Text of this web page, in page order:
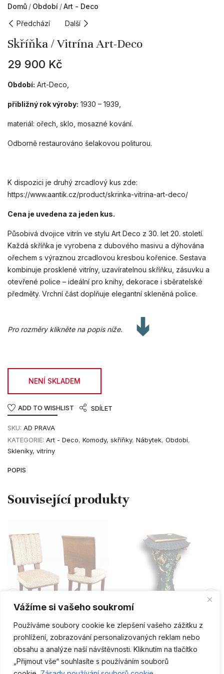
Vážíme si vašeho soukromí
Používáme soubory cookie ke zlepšení vašeho zážitku z
prohlížení, zobrazování personalizovaných reklam nebo
obsahu a analýze naší návštěvnosti. Kliknutím na tlačítko
„Přijmout vše“ souhlasíte s používáním souborů
Domů Období
Art - Deco
Předchází
Další
Skříňka / Vitrína Art-Deco
29 900 Kč
Období: Art-Deco,
přibližný rok výroby: 1930 – 1939,
materiál: ořech, sklo, mosazné kování.
Odborně restaurováno šelakovou politurou.
K dispozici je druhý zrcadlový kus zde:
https://www.aantik.cz/product/skrinka-vitrina-art-deco/
Cena je uvedena za jeden kus.
Působivá dvojice vitrín ve stylu Art Deco z 30. let 20. století.
Každá skříňka je vyrobena z dubového masivu a dýhována
ořechem s výraznou zrcadlovou kresbou kořenice. Sestava
kombinuje prosklené vitríny, uzavíratelnou skříňku, zásuvku a
otevřené police – ideální pro knihy, dekorace i sběratelské
předměty. Vrchní část doplňuje elegantní skleněná police.
Pro rozměry klikněte na popis níže.
NENÍ SKLADEM
ADD TO WISHLIST SDÍLET
SKU: AD PRAVA
KATEGORIE: Art - Deco, Komody, skříňky, Nábytek, Období,
Skleníky, vitríny
POPIS
PŘIDAT DO KOŠÍKU
Art - Deco
Židle Art – Deco – k dispozici 2
14 900 Kč
PŘIDAT DO KOŠÍKU
2.polovina 19.století
Stojan na bustu či květiny
48 000 Kč